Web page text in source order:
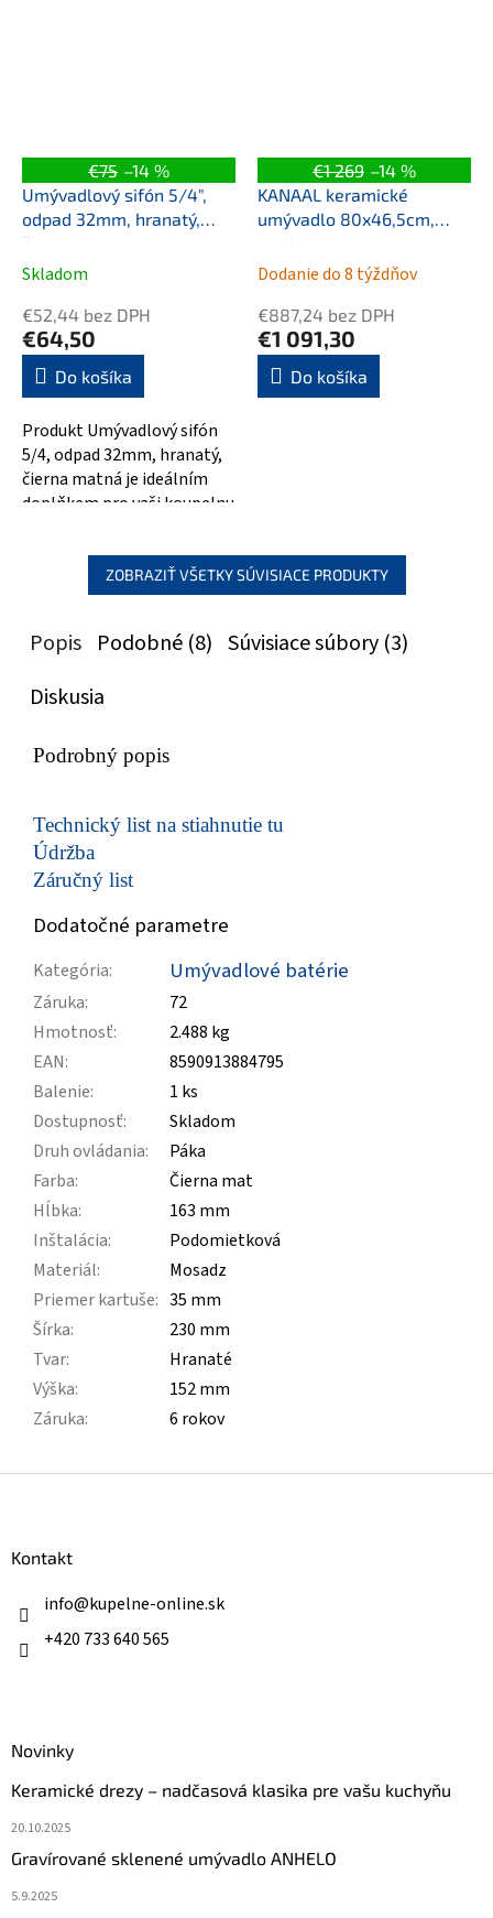
€75 –14 %
Umývadlový sifón 5/4",
odpad 32mm, hranatý,
čierna mat
Skladom
€52,44 bez DPH
€64,50
Do košíka
Produkt Umývadlový sifón
5/4, odpad 32mm, hranatý,
čierna matná je ideálním
doplňkem pro vaši koupelnu
nadčasový design...
€1 269 –14 %
KANAAL keramické
umývadlo 80x46,5cm,
verde mat
Dodanie do 8 týždňov
€887,24 bez DPH
€1 091,30
Do košíka
ZOBRAZIŤ VŠETKY SÚVISIACE PRODUKTY
Popis Podobné (8) Súvisiace súbory (3)
Diskusia
Podrobný popis
Technický list na stiahnutie tu
Údržba
Záručný list
Dodatočné parametre
Kategória: Umývadlové batérie
Záruka:
72
Hmotnosť:
2.488 kg
EAN:
8590913884795
Balenie:
1 ks
Dostupnosť:
Skladom
Druh ovládania:
Páka
Farba:
Čierna mat
Hĺbka:
163 mm
Inštalácia:
Podomietková
Materiál:
Mosadz
Priemer kartuše: 35 mm
Šírka:
230 mm
Tvar:
Hranaté
Výška:
152 mm
Záruka: 6 rokov
Kontakt
info@kupelne-online.sk
+420 733 640 565
Novinky
Keramické drezy – nadčasová klasika pre vašu kuchyňu
20.10.2025
Gravírované sklenené umývadlo ANHELO
5.9.2025